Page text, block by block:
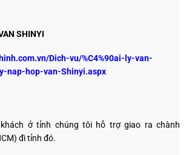
SHINYI
Dich-vu/%C4%90ai-ly-van-
nap-hop-van-Shinyi.aspx
ở tỉnh chúng tôi hỗ trợ giao ra chành
đi tỉnh đó.